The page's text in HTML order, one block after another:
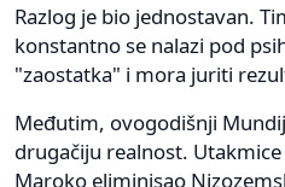
Razlog je bio jednostavan.
konstantno se nalazi pod
"zaostatka" i mora juriti
Međutim, ovogodišnji
drugačiju realnost.
Maroko eliminisao